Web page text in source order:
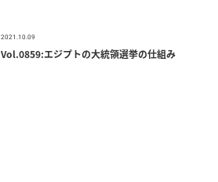
2021.10.09
Vol.0859:エジプトの大統領選挙の仕組み